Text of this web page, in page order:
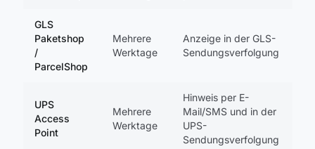
GLS
Paketshop
/
ParcelShop
Mehrere
Werktage
Anzeige in der GLS-
Sendungsverfolgung
UPS
Access
Point
Mehrere
Werktage
Hinweis per E-
Mail/SMS und in der
UPS-
Sendungsverfolgung